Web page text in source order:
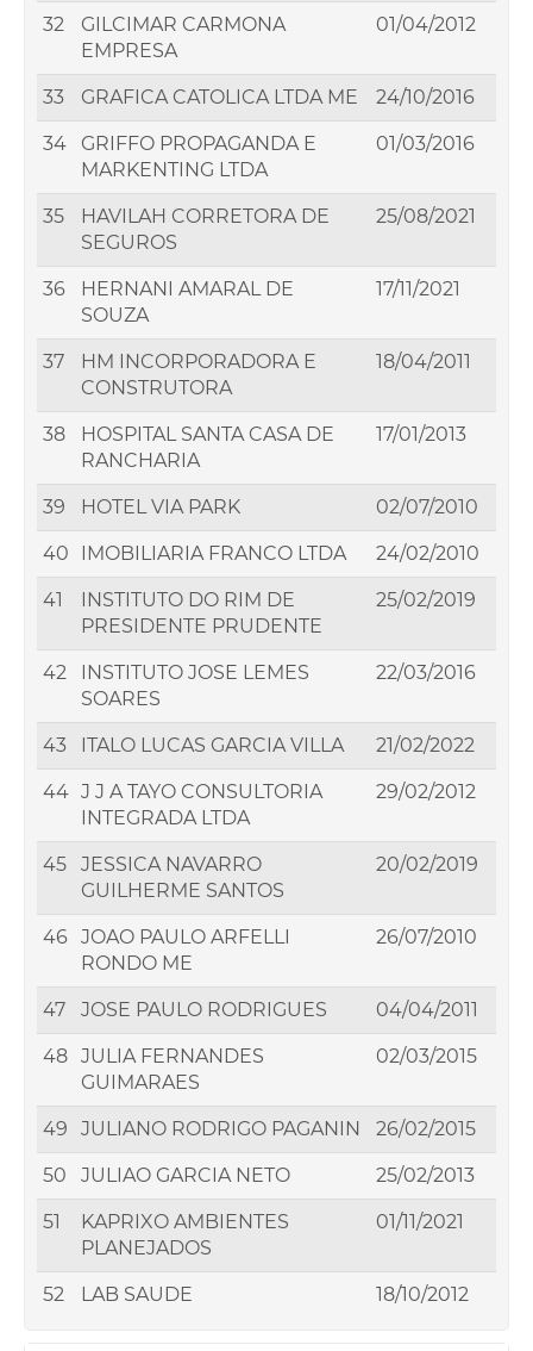
32
GILCIMAR CARMONA
EMPRESA
01/04/2012
33 GRAFICA CATOLICA LTDA ME 24/10/2016
34
GRIFFO PROPAGANDA E
MARKENTING LTDA
01/03/2016
35
HAVILAH CORRETORA DE
SEGUROS
25/08/2021
36
HERNANI AMARAL DE
SOUZA
17/11/2021
37
HM INCORPORADORA E
CONSTRUTORA
18/04/2011
38
HOSPITAL SANTA CASA DE
RANCHARIA
17/01/2013
39 HOTEL VIA PARK 02/07/2010
40 IMOBILIARIA FRANCO LTDA 24/02/2010
41
INSTITUTO DO RIM DE
PRESIDENTE PRUDENTE
25/02/2019
42
INSTITUTO JOSE LEMES
SOARES
22/03/2016
43 ITALO LUCAS GARCIA VILLA 21/02/2022
44 J J A TAYO CONSULTORIA
INTEGRADA LTDA
29/02/2012
45
JESSICA NAVARRO
GUILHERME SANTOS
20/02/2019
46 JOAO PAULO ARFELLI
RONDO ME
26/07/2010
47 JOSE PAULO RODRIGUES 04/04/2011
48 JULIA FERNANDES
GUIMARAES
02/03/2015
49 JULIANO RODRIGO PAGANIN 26/02/2015
50 JULIAO GARCIA NETO 25/02/2013
51
KAPRIXO AMBIENTES
PLANEJADOS
01/11/2021
52 LAB SAUDE 18/10/2012